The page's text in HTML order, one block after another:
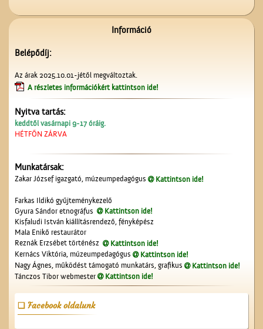
szerzeménye
Kútfúrás a Népbank
Karbantartó
Információ
Belépődíj:
Az árak 2025.10.01-jétől megváltoztak.
A részletes információkért kattintson ide!
Nyitva tartás:
keddtől vasárnapi 9-17 óráig.
HÉTFŐN ZÁRVA
Munkatársak:
Zakar József igazgató, múzeumpedagógus Kattintson ide!
Farkas Ildikó gyűjteménykezelő
Gyura Sándor etnográfus
Kattintson ide!
Kisfaludi István kiállításrendező, fényképész
Mala Enikő restaurátor
Reznák Erzsébet történész
Kattintson ide!
Kernács Viktória, múzeumpedagógus
Kattintson ide!
Nagy Ágnes, működést támogató munkatárs, grafikus
Kattintson ide!
Tánczos Tibor webmester
Kattintson ide!
Facebook oldalunk